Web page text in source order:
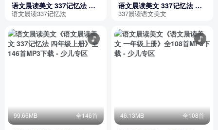
语文晨读美文 337记忆法 四
年级下册
语文晨读337记忆法
语文晨读美文 337记忆法 三
年级上册
337晨读语文美文
99.66MB 全146首 46.13MB 全108首